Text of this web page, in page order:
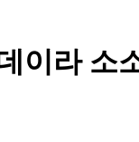
이라 소